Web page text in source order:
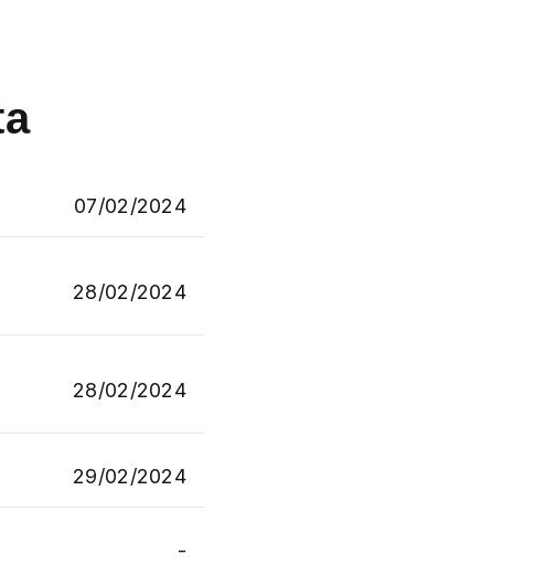
07/02/2024
28/02/2024
28/02/2024
29/02/2024
-